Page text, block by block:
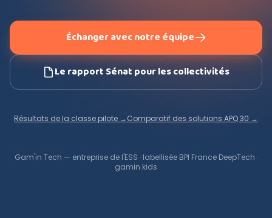
Échanger avec notre équipe
Le rapport Sénat pour les collectivités
Résultats de la classe pilote →Comparatif des solutions APQ 30 →
Gam'in Tech — entreprise de l'ESS · labellisée BPI France DeepTech ·
gamin.kids